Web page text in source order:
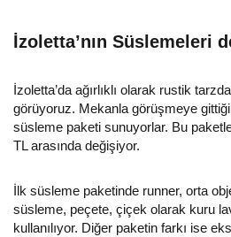
İzoletta’nın Süslemeleri
İzoletta’da ağırlıklı olarak rustik
görüyoruz. Mekanla görüşmeye
süsleme paketi sunuyorlar. Bu
TL arasında değişiyor.
İlk süsleme paketinde runner, orta
süsleme, peçete, çiçek olarak kuru
kullanılıyor. Diğer paketin farkı ise